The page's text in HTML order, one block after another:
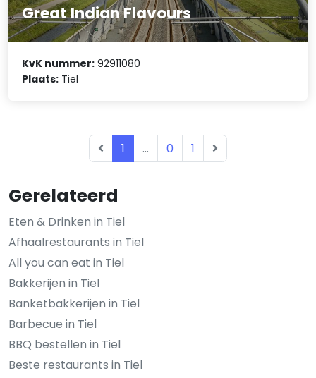
Gerelateerd
Eten & Drinken in Tiel
Afhaalrestaurants in Tiel
All you can eat in Tiel
Bakkerijen in Tiel
Banketbakkerijen in Tiel
Barbecue in Tiel
BBQ bestellen in Tiel
Beste restaurants in Tiel
Great Indian Flavours
KvK nummer: 92911080
Plaats: Tiel
1 ... 0 1